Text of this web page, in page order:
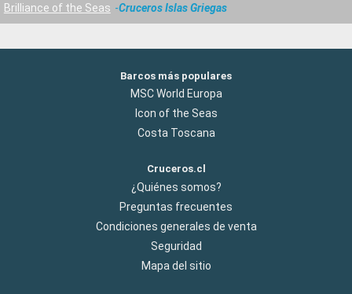
Brilliance of the Seas
Cruceros Islas Griegas
Barcos más populares
MSC World Europa
Icon of the Seas
Costa Toscana
Cruceros.cl
¿Quiénes somos?
Preguntas frecuentes
Condiciones generales de venta
Seguridad
Mapa del sitio